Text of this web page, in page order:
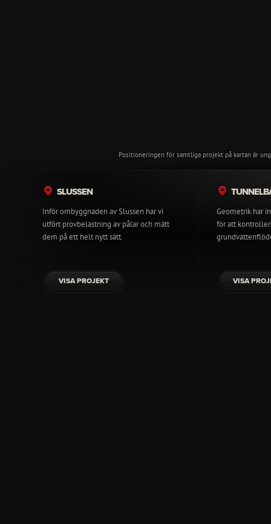
Positioneringen för samtliga projekt på kartan är
SLUSSEN
Inför ombyggnaden av Slussen har vi
utfört provbelastning av pålar och mätt
dem på ett helt nytt sätt.
VISA PROJEKT
Geometrik har
för att
VISA